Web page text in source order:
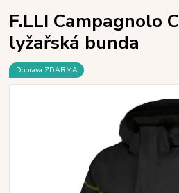
F.LLI Campagnolo
lyžařská bunda
Doprava ZDARMA